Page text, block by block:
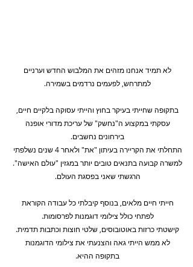
לא תמיד אנחנו מזהים את המלבוש החדש וערניים
למתרחש, לפעמים נרדמים בשמירה.
בתקופה שחייתי בעיקר בחוץ והייתי עסוקה בלקיים חיים,
עסקתי במקצוע ה"נחשק" של עריכת מדורי אופנה
בירחונים נחשבים.
התחלתי את הקריירה בעיתון "את" ולאחר 4 שנים נשלפתי
למשרה קבועה בתנאים טובים יותר במגזין "עולם האישה".
הרגשתי שאני בפסגת העולם.
חייתי חיים מלאים, בנוסף קיבלתי כל עבודה הקוראת
לפתחי כולל צילומי דוגמנות לפרסומות.
קישטתי כרזות באוטובוסים, שלטי חוצות וכתבות תדמית.
לא ממש הייתי גאה והצנעתי את צילומי הדוגמנות
בתקופה ההיא.